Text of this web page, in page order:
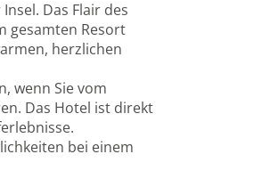
Das Flair des
gesamten Resort
herzlichen
wenn Sie vom
Das Hotel ist direkt
bei einem